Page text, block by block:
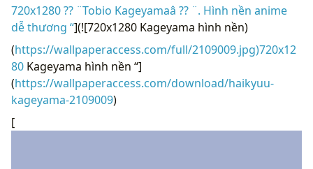
720x1280 ?? ¨Tobio Kageyamaâ ?? ¨. Hình nền anime
dễ thương “](![720x1280 Kageyama hình nền)
(https://wallpaperaccess.com/full/2109009.jpg)720x12
80 Kageyama hình nền “]
(https://wallpaperaccess.com/download/haikyuu-
kageyama-2109009)
[